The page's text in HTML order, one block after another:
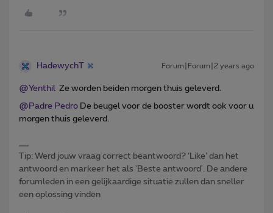
HadewychT Forum|Forum|2 years ago
@Yenthil Ze worden beiden morgen thuis geleverd.
@Padre Pedro De beugel voor de booster wordt ook voor u
morgen thuis geleverd.
Tip: Werd jouw vraag correct beantwoord? ‘Like’ dan het
antwoord en markeer het als 'Beste antwoord'. De andere
forumleden in een gelijkaardige situatie zullen dan sneller
een oplossing vinden